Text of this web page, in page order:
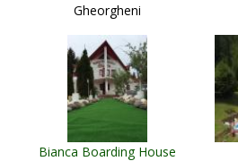
Gheorgheni
Bianca Boarding House